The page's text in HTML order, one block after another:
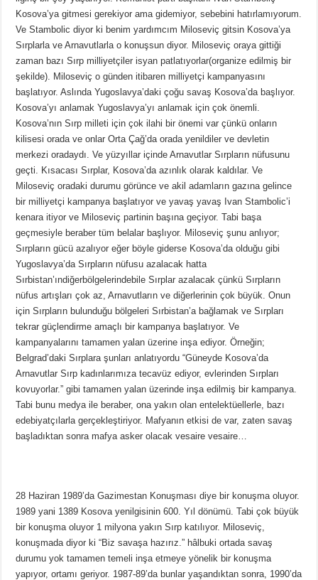
Kosova’ya gitmesi gerekiyor ama gidemiyor, sebebini hatırlamıyorum.
Ve Stambolic diyor ki benim yardımcım Miloseviç gitsin Kosova’ya
Sırplarla ve Arnavutlarla o konuşsun diyor. Miloseviç oraya gittiği
zaman bazı Sırp milliyetçiler isyan patlatıyorlar(organize edilmiş bir
şekilde). Miloseviç o günden itibaren milliyetçi kampanyasını
başlatıyor. Aslında Yugoslavya’daki çoğu savaş Kosova’da başlıyor.
Kosova’yı anlamak Yugoslavya’yı anlamak için çok önemli.
Kosova’nın Sırp milleti için çok ilahi bir önemi var çünkü onların
kilisesi orada ve onlar Orta Çağ’da orada yenildiler ve devletin
merkezi oradaydı. Ve yüzyıllar içinde Arnavutlar Sırpların nüfusunu
geçti. Kısacası Sırplar, Kosova’da azınlık olarak kaldılar. Ve
Miloseviç oradaki durumu görünce ve akil adamların gazına gelince
bir milliyetçi kampanya başlatıyor ve yavaş yavaş Ivan Stambolic’i
kenara itiyor ve Miloseviç partinin başına geçiyor. Tabi başa
geçmesiyle beraber tüm belalar başlıyor. Miloseviç şunu anlıyor;
Sırpların gücü azalıyor eğer böyle giderse Kosova’da olduğu gibi
Yugoslavya’da Sırpların nüfusu azalacak hatta
Sırbistan’ındiğerbölgelerindebile Sırplar azalacak çünkü Sırpların
nüfus artışları çok az, Arnavutların ve diğerlerinin çok büyük. Onun
için Sırpların bulunduğu bölgeleri Sırbistan’a bağlamak ve Sırpları
tekrar güçlendirme amaçlı bir kampanya başlatıyor. Ve
kampanyalarını tamamen yalan üzerine inşa ediyor. Örneğin;
Belgrad’daki Sırplara şunları anlatıyordu “Güneyde Kosova’da
Arnavutlar Sırp kadınlarımıza tecavüz ediyor, evlerinden Sırpları
kovuyorlar.” gibi tamamen yalan üzerinde inşa edilmiş bir kampanya.
Tabi bunu medya ile beraber, ona yakın olan entelektüellerle, bazı
edebiyatçılarla gerçekleştiriyor. Mafyanın etkisi de var, zaten savaş
başladıktan sonra mafya asker olacak vesaire vesaire…
28 Haziran 1989’da Gazimestan Konuşması diye bir konuşma oluyor.
1989 yani 1389 Kosova yenilgisinin 600. Yıl dönümü. Tabi çok büyük
bir konuşma oluyor 1 milyona yakın Sırp katılıyor. Miloseviç,
konuşmada diyor ki “Biz savaşa hazırız.” hâlbuki ortada savaş
durumu yok tamamen temeli inşa etmeye yönelik bir konuşma
yapıyor, ortamı geriyor. 1987-89’da bunlar yaşandıktan sonra, 1990’da